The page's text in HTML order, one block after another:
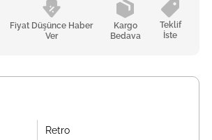
Fiyat Düşünce Haber
Ver
Kargo
Bedava
Teklif
İste
Retro